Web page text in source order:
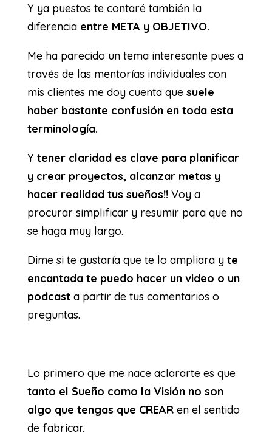
Y ya puestos te contaré también la
diferenciaentre META y OBJETIVO.
Me ha parecido un tema interesante pues a
través de las mentorías individuales con
mis clientes me doy cuenta que suele
haber bastante confusión en toda esta
terminología.
Y tener claridad es clave para planificar
y crear proyectos, alcanzar metas y
hacer realidad tus sueños!!Voy a
procurar simplificar y resumir para que no
se haga muy largo.
Dime si te gustaría que te lo ampliara y te
encantada te puedo hacer un video o un
podcasta partir de tus comentarios o
preguntas.
Lo primero que me nace aclararte es que
tanto el Sueño como la Visión no son
algo que tengas que CREAR en el sentido
de fabricar.